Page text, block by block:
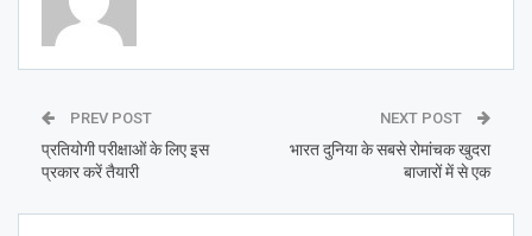
PREV POST
प्रतियोगी परीक्षाओं के लिए इस
प्रकार करें तैयारी
NEXT POST
भारत दुनिया के सबसे रोमांचक खुदरा
बाजारों में से एक